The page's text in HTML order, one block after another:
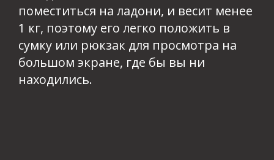
поместиться на ладони, и весит менее
1 кг, поэтому его легко положить в
сумку или рюкзак для просмотра на
большом экране, где бы вы ни
находились.​​